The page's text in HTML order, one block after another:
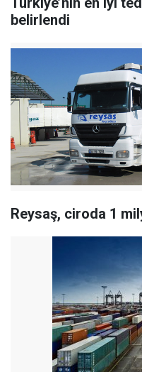
belirlendi
Reysaş, ciroda 1